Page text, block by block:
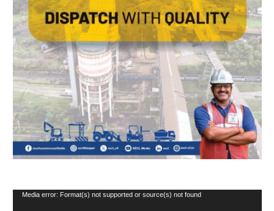
Video
Media error: Format(s) not supported or source(s) not found